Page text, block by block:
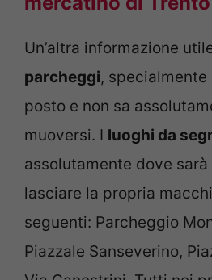
Un’altra informazione
parcheggi, specialmente
posto e non sa
muoversi. I luoghi da
assolutamente dove
lasciare la propria
seguenti: Parcheggio
Piazzale Sanseverino,